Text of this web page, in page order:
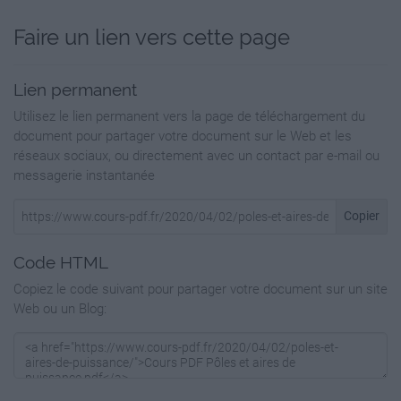
l'agro-alimentaire, les biotechnologies, les
communications, le tourisme. La puissance
véritable politique économique, diplomatique
et militaire commune entre les États membres
de
l'Union européenne.
C) L'aire de puissance asiatique en plein essor
En dépit de sa croissance modeste, le Japon
investissement en
industries d'être très performantes dans le
domaine des
s'exporte bien par ailleurs. À l'origine de
stratégies
commerciales et d'un mouvement de
Faire un lien vers cette page
Lien permanent
Utilisez le lien permanent vers la page de téléchargement du
document pour partager votre document sur le Web et les
réseaux sociaux, ou directement avec un contact par e-mail ou
messagerie instantanée
Copier
Code HTML
Copiez le code suivant pour partager votre document sur un site
Web ou un Blog: